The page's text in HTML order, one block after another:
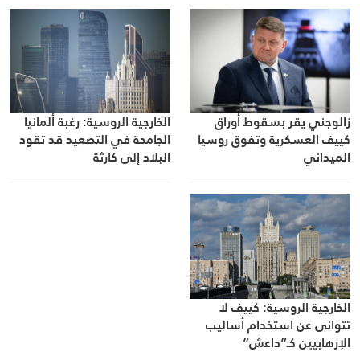
زالوجني يقر بسقوط أوراق
كييف العسكرية وتفوق روسيا
الميداني
الخارجية الروسية: رغبة ألمانيا
الجامحة في التصعيد قد تقود
البلاد إلى كارثة
الخارجية الروسية: كييف لا
تتوانى عن استخدام أساليب
الإرهابيين كـ”داعش”